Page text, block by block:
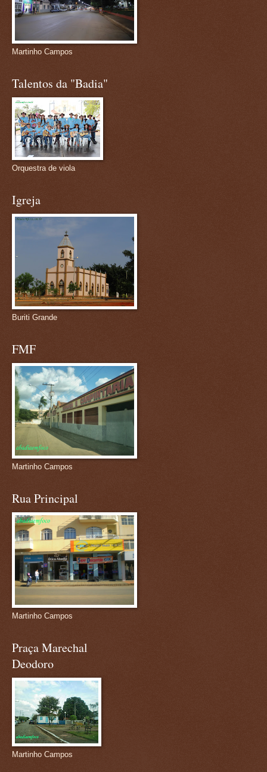
Martinho Campos
Talentos da "Badia"
Orquestra de viola
Igreja
Buriti Grande
FMF
Martinho Campos
Rua Principal
Martinho Campos
Praça Marechal
Deodoro
Martinho Campos